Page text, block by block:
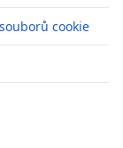
cookie